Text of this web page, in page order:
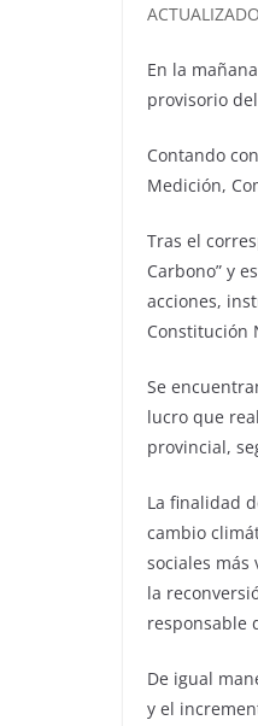
En la
provisorio
Contando
Medición,
Tras el
Carbono” y
acciones,
Constitución
Se
lucro que
provincial,
La finalidad
cambio
sociales
la
responsable
De igual
y el